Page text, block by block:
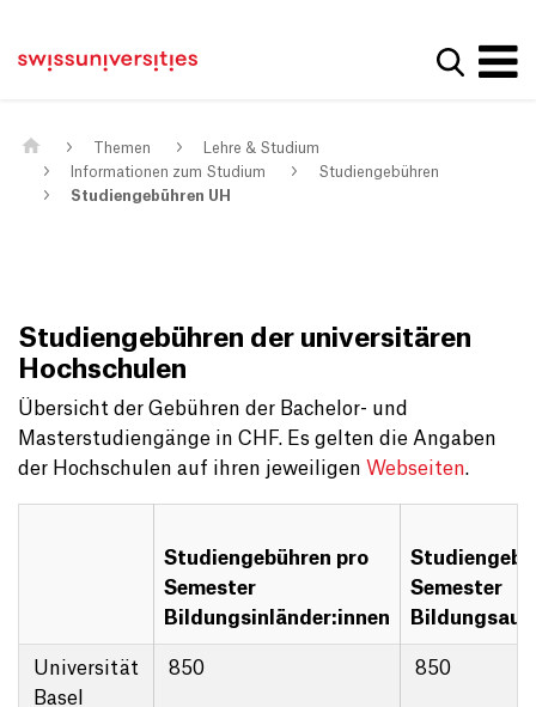
Main Navigation
Inhalt
Metanavigation
Suche
Themen
Lehre & Studium
Informationen zum Studium
Studiengebühren
Studiengebühren UH
Studiengebühren der universitären
Hochschulen
Übersicht der Gebühren der Bachelor- und
Masterstudiengänge in CHF. Es gelten die Angaben
der Hochschulen auf ihren jeweiligen Webseiten.
Studiengebühren pro
Semester
Bildungsinländer:innen
Semester
Universität
Basel
850 850